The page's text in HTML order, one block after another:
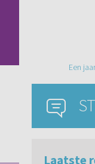
Een
Laatste